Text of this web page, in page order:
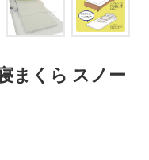
まくら スノー